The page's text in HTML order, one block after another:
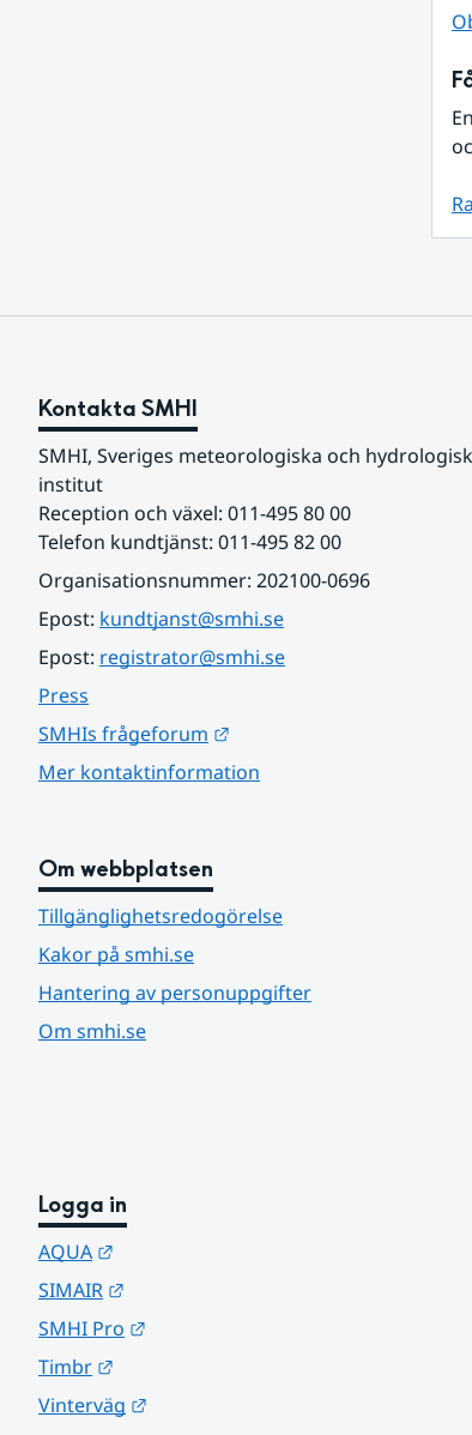
Kontakta SMHI
SMHI, Sveriges meteorologiska och
institut
Reception och växel: 011-495 80 00
Telefon kundtjänst: 011-495 82 00
Organisationsnummer: 202100-0696
Epost: kundtjanst@smhi.se
Epost: registrator@smhi.se
Press
SMHIs frågeforum
Mer kontaktinformation
Om webbplatsen
Tillgänglighetsredogörelse
Kakor på smhi.se
Hantering av personuppgifter
Om smhi.se
Logga in
AQUA
SIMAIR
SMHI Pro
Timbr
Vinterväg